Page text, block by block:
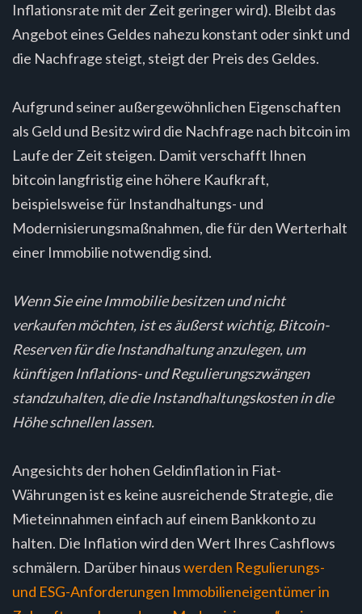
Inflationsrate mit der Zeit geringer wird). Bleibt das
Angebot eines Geldes nahezu konstant oder sinkt und
die Nachfrage steigt, steigt der Preis des Geldes.
Aufgrund seiner außergewöhnlichen Eigenschaften
als Geld und Besitz wird die Nachfrage nach bitcoin im
Laufe der Zeit steigen. Damit verschafft Ihnen
bitcoin langfristig eine höhere Kaufkraft,
beispielsweise für Instandhaltungs- und
Modernisierungsmaßnahmen, die für den Werterhalt
einer Immobilie notwendig sind.
Wenn Sie eine Immobilie besitzen und nicht
verkaufen möchten, ist es äußerst wichtig, Bitcoin-
Reserven für die Instandhaltung anzulegen, um
künftigen Inflations- und Regulierungszwängen
standzuhalten, die die Instandhaltungskosten in die
Höhe schnellen lassen.
Angesichts der hohen Geldinflation in Fiat-
Währungen ist es keine ausreichende Strategie, die
Mieteinnahmen einfach auf einem Bankkonto zu
halten. Die Inflation wird den Wert Ihres Cashflows
schmälern. Darüber hinauswerden Regulierungs-
und ESG-Anforderungen Immobilieneigentümer in